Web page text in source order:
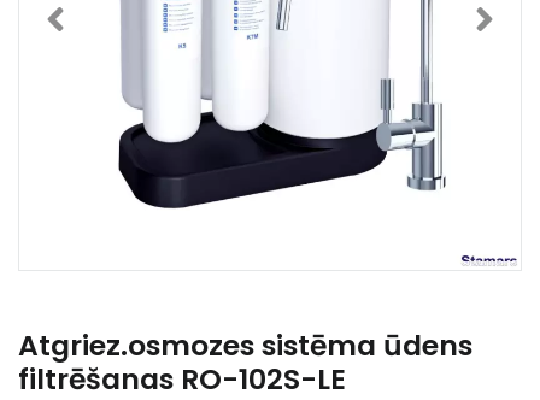
Atgriez.osmozes sistēma ūdens
filtrēšanas RO-102S-LE